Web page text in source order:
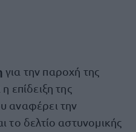
για την παροχή της
επίδειξη της
αναφέρει την
δελτίο αστυνομικής